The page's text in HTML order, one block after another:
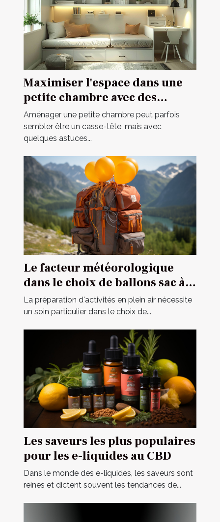
Maximiser l'espace dans une
petite chambre avec des
meubles multifonctionnels
Aménager une petite chambre peut parfois
sembler être un casse-tête, mais avec
quelques astuces...
Le facteur météorologique
dans le choix de ballons sac à
dos pour des opérations
extérieures
La préparation d'activités en plein air nécessite
un soin particulier dans le choix de...
Les saveurs les plus populaires
pour les e-liquides au CBD
Dans le monde des e-liquides, les saveurs sont
reines et dictent souvent les tendances de...